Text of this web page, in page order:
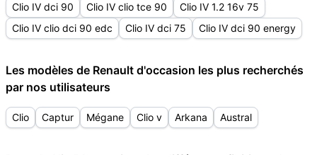
Clio IV dci 90 Clio IV clio tce 90
Clio IV 1.2 16v 75
Clio IV clio dci 90 edc
Clio IV dci 75 Clio IV dci 90 energy
Les modèles de Renault d'occasion les plus recherchés
par nos utilisateurs
Clio Captur Mégane Clio v Arkana Austral